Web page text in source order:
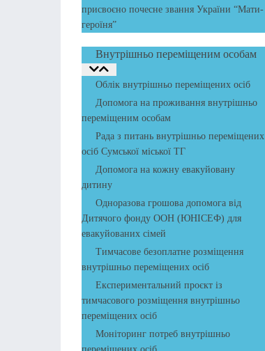
присвоєно почесне звання України “Мати-
героїня”
Внутрішньо переміщеним особам
Облік внутрішньо переміщених осіб
Допомога на проживання внутрішньо
переміщеним особам
Рада з питань внутрішньо переміщених
осіб Сумської міської ТГ
Допомога на кожну евакуйовану
дитину
Одноразова грошова допомога від
Дитячого фонду ООН (ЮНІСЕФ) для
евакуйованих сімей
Тимчасове безоплатне розміщення
внутрішньо переміщених осіб
Експериментальний проєкт із
тимчасового розміщення внутрішньо
переміщених осіб
Моніторинг потреб внутрішньо